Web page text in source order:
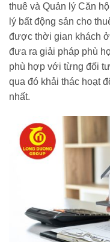
thuê và Quản lý Căn
lý bất động sản cho
được thời gian khách
đưa ra giải pháp phù
phù hợp với từng đối
qua đó khải thác hoạt
nhất.